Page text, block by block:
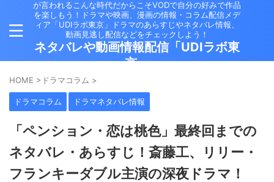
が言われるこんな時代だからこそVODで自分の好みで作品
を楽しもう！ドラマや映画、漫画の情報・コラム配信メデ
ィア「UDIラボ東京」ドラマのあらすじやネタバレ情報、
動画見逃し配信などをチェックしよう！
ネタバレや動画情報配信「UDIラボ東
京」
HOME > ドラマコラム >
ドラマコラム ドラマネタバレ情報
「ペンション・恋は桃色」最終回までの
ネタバレ・あらすじ！斎藤工、リリー・
フランキーダブル主演の深夜ドラマ！